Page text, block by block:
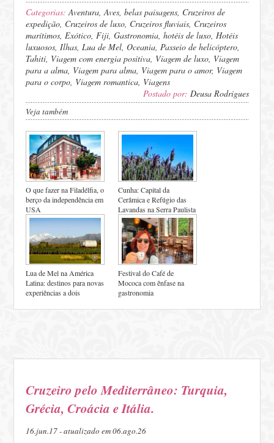
Categorias:Aventura,Aves,belas paisagens, Cruzeiros de
expedição, Cruzeiros de luxo, Cruzeiros fluviais, Cruzeiros
marítimos,Exótico,Fiji,Gastronomia,hotéis de luxo,Hotéis
luxuosos,Ilhas,Lua de Mel,Oceania,Passeio de helicóptero,
Tahiti, Viagem com energia positiva, Viagem de luxo, Viagem
para a alma, Viagem para alma, Viagem para o amor, Viagem
para o corpo, Viagem romantica, Viagens
Postado por: Deusa Rodrigues
Veja também
O que fazer na Filadélfia, o
berço da independência em
USA
Cunha: Capital da
Cerâmica e Refúgio das
Lavandas na Serra Paulista
Lua de Mel na América
Latina: destinos para novas
experiências a dois
Festival do Café de
Mococa com ênfase na
gastronomia
Cruzeiro pelo Mediterrâneo: Turquia,
Grécia, Croácia e Itália.
16.jun.17 - atualizado em 06.ago.26